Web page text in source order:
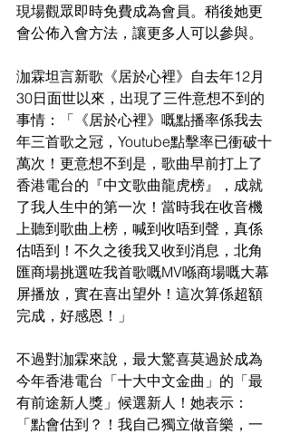
現場觀眾即時免費成為會員。稍後她更
會公佈入會方法，讓更多人可以參與。
泇霖坦言新歌《居於心裡》自去年12月
30日面世以來，出現了三件意想不到的
事情：「《居於心裡》嘅點播率係我去
年三首歌之冠，Youtube點擊率已衝破十
萬次！更意想不到是，歌曲早前打上了
香港電台的『中文歌曲龍虎榜』，成就
了我人生中的第一次！當時我在收音機
上聽到歌曲上榜，喊到收唔到聲，真係
估唔到！不久之後我又收到消息，北角
匯商場挑選咗我首歌嘅MV喺商場嘅大幕
屏播放，實在喜出望外！這次算係超額
完成，好感恩！」
不過對泇霖來說，最大驚喜莫過於成為
今年香港電台「十大中文金曲」的「最
有前途新人獎」候選新人！她表示：
「點會估到？！我自己獨立做音樂，一